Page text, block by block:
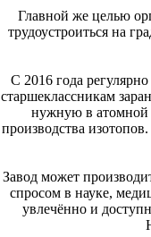
Главной же целью
трудоустроиться на
С 2016 года
старшеклассникам
нужную в атомной
производства
Завод может
спросом в науке,
увлечённо и